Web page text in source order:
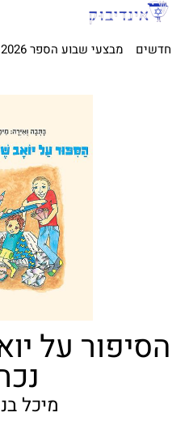
חדשים מבצעי שבוע הספר 2026
הסיפור על
מיכל